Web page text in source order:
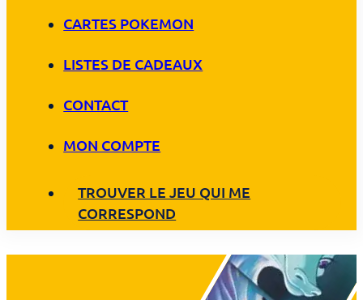
CARTES POKEMON
LISTES DE CADEAUX
CONTACT
MON COMPTE
TROUVER LE JEU QUI ME
CORRESPOND